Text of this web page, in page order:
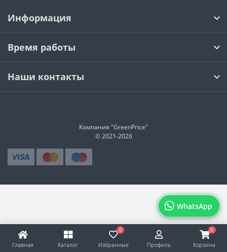
Главная Каталог
0
Избранные Профиль
0
Корзина
WhatsApp
Информация
Время работы
Наши контакты
Компания "GreenPrice"
© 2021-2026